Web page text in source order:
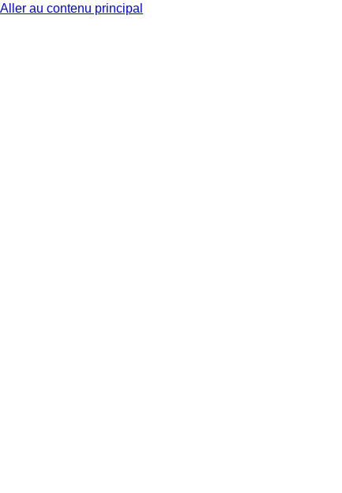
Aller au contenu principal